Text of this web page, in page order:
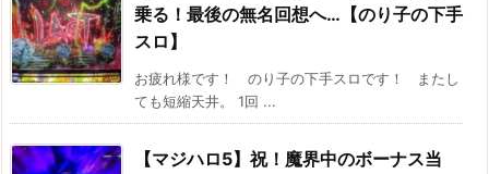
乗る！最後の無名回想へ…【のり子の下手
スロ】
お疲れ様です！ のり子の下手スロです！ またし
ても短縮天井。 1回 ...
【マジハロ5】祝！魔界中のボーナス当